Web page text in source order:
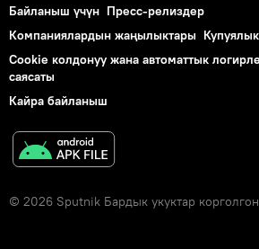
Байланыш үчүн Пресс-релиздер
Компаниялардын жаңылыктары
Cookie колдонуу жана автоматтык
саясаты
Кайра байланыш
© 2026 Sputnik Бардык укуктар